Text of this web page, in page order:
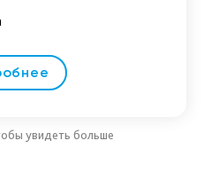
увидеть больше